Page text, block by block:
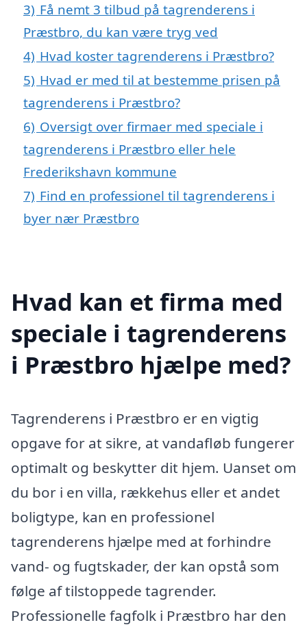
3) Få nemt 3 tilbud på tagrenderens i
Præstbro, du kan være tryg ved
4) Hvad koster tagrenderens i Præstbro?
5) Hvad er med til at bestemme prisen på
tagrenderens i Præstbro?
6) Oversigt over firmaer med speciale i
tagrenderens i Præstbro eller hele
Frederikshavn kommune
7) Find en professionel til tagrenderens i
byer nær Præstbro
Hvad kan et firma med
speciale i tagrenderens
i Præstbro hjælpe med?
Tagrenderens i Præstbro er en vigtig
opgave for at sikre, at vandafløb fungerer
optimalt og beskytter dit hjem. Uanset om
du bor i en villa, rækkehus eller et andet
boligtype, kan en professionel
tagrenderens hjælpe med at forhindre
vand- og fugtskader, der kan opstå som
følge af tilstoppede tagrender.
Professionelle fagfolk i Præstbro har den